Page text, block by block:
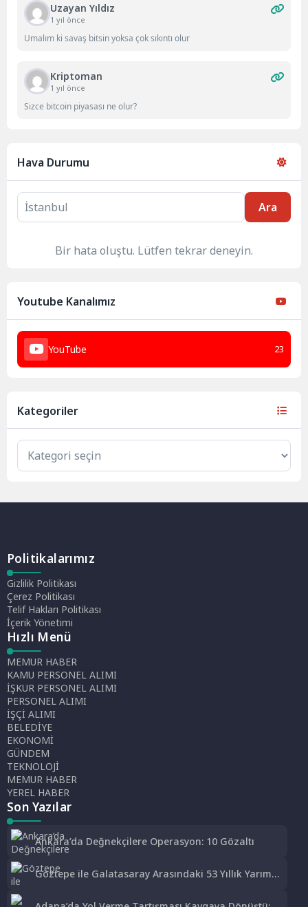
Uzayan Yıldız
1 yıl önce
Umalım ki savaş bitsin yoksa çok sıkıntı olur
Kriptoman
1 yıl önce
Sizce bitcoin piyasası ne olur?
Hava Durumu
Ara
Bir hata oluştu. Lütfen tekrar deneyin.
Youtube Kanalımız
YouTube 23
Kategoriler
Politikalarımız
Gizlilik Politikası
Çerez Politikası
Telif Hakları Politikası
İçerik Yönetimi
Hızlı Menü
MEMUR HABER
KAMU PERSONEL ALIMI
İŞKUR PERSONEL ALIMI
PERSONEL ALIMI
İŞÇİ ALIMI
BELEDİYE
EKONOMİ
GÜNDEM
TEKNOLOJİ
MEMUR HABER
YEREL HABER
Son Yazılar
Ankara’da Değnekçilere Operasyon: 10 Gözaltı
Göztepe ile Galatasaray Arasındaki 53 Yıllık Yarım